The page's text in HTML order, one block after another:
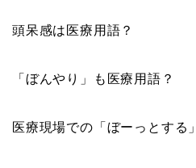
頭呆感は医療用語？
「ぼんやり」も医療用語？
医療現場での「ぼーっとする」